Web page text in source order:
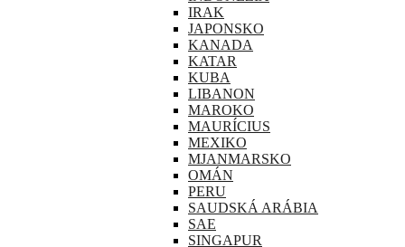
IRAK
JAPONSKO
KANADA
KATAR
KUBA
LIBANON
MAROKO
MAURÍCIUS
MEXIKO
MJANMARSKO
OMÁN
PERU
SAUDSKÁ ARÁBIA
SAE
SINGAPUR